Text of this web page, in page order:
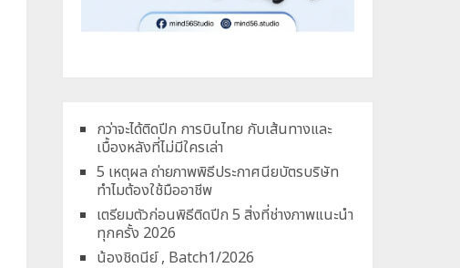
กว่าจะได้ติดปีก การบินไทย กับเส้นทางและ
เบื้องหลังที่ไม่มีใครเล่า
5 เหตุผล ถ่ายภาพพิธีประกาศนียบัตรบริษัท
ทำไมต้องใช้มืออาชีพ
เตรียมตัวก่อนพิธีติดปีก 5 สิ่งที่ช่างภาพแนะนำ
ทุกครั้ง 2026
น้องชิดนีย์ , Batch1/2026